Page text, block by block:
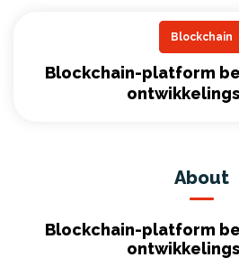
Blockchain
Blockchain-platform
About
Blockchain-platform